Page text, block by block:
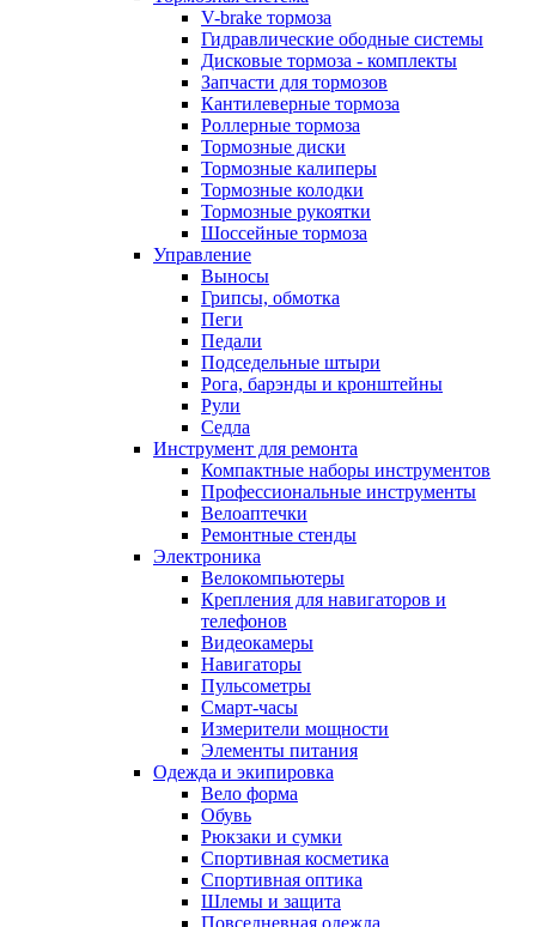
V-brake тормоза
Гидравлические ободные системы
Дисковые тормоза - комплекты
Запчасти для тормозов
Кантилеверные тормоза
Роллерные тормоза
Тормозные диски
Тормозные калиперы
Тормозные колодки
Тормозные рукоятки
Шоссейные тормоза
Управление
Выносы
Грипсы, обмотка
Пеги
Педали
Подседельные штыри
Рога, барэнды и кронштейны
Рули
Седла
Инструмент для ремонта
Компактные наборы инструментов
Профессиональные инструменты
Велоаптечки
Ремонтные стенды
Электроника
Велокомпьютеры
Крепления для навигаторов и
телефонов
Видеокамеры
Навигаторы
Пульсометры
Смарт-часы
Измерители мощности
Элементы питания
Одежда и экипировка
Вело форма
Обувь
Рюкзаки и сумки
Спортивная косметика
Спортивная оптика
Шлемы и защита
Повседневная одежда